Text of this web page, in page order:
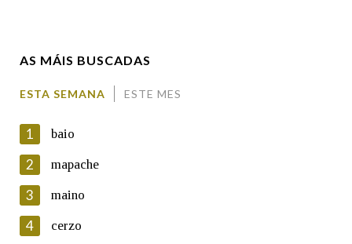
En cumprimento da normativa vixente en materia de
Protección de Datos de Carácter Persoal, a Real Academia
Galega informa a aqueles usuarios que faciliten o seu correo
AS MÁIS BUSCADAS
ESTA SEMANA ESTE MES
1 baio
2 mapache
3 maino
4 cerzo